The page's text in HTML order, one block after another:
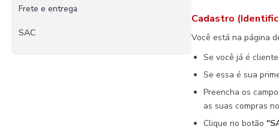
Frete e entrega
SAC
Cadastro
Você está na página
Se você já é
Se essa é sua
Preencha os
as suas compras
Clique no botão